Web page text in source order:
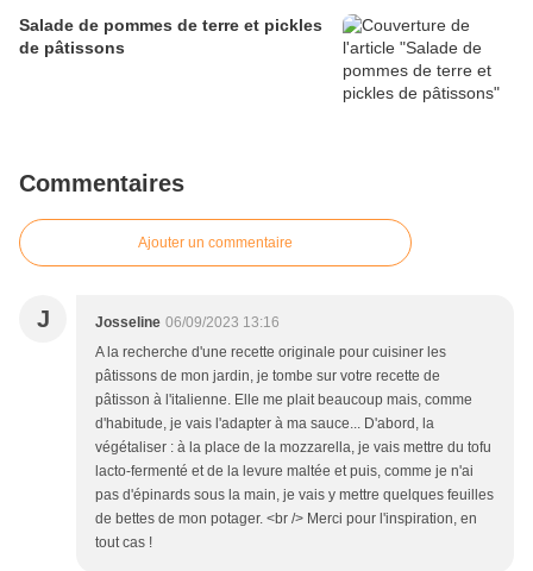
Salade de pommes de terre et pickles
de pâtissons
Commentaires
Ajouter un commentaire
J Josseline 06/09/2023 13:16
A la recherche d'une recette originale pour cuisiner les
pâtissons de mon jardin, je tombe sur votre recette de
pâtisson à l'italienne. Elle me plait beaucoup mais, comme
d'habitude, je vais l'adapter à ma sauce... D'abord, la
végétaliser : à la place de la mozzarella, je vais mettre du tofu
lacto-fermenté et de la levure maltée et puis, comme je n'ai
pas d'épinards sous la main, je vais y mettre quelques feuilles
de bettes de mon potager. <br /> Merci pour l'inspiration, en
tout cas !